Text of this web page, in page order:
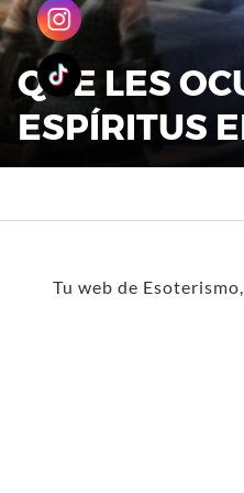
QUE LES
ESPÍRITUS
Tu web de